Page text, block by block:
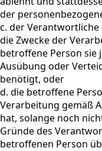
der
c. der
die Zwecke der
betroffene Person sie
Ausübung oder
benötigt, oder
d. die betroffene
Verarbeitung gemäß
hat, solange noch
Gründe des
betroffenen Person